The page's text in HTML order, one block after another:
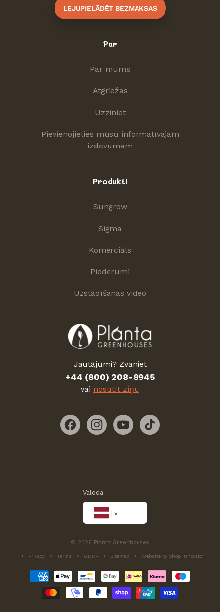
LEJUPIELĀDĒT BEZMAKSAS
Par
Par mums
Atgriežas
Uzziniet
Pievienojieties mūsu informatīvajam
izdevumam
Produkti
Sungrow
Sigma
Komerciāls
Piederumi
Uzstādīšanas video
Jautājumi? Zvaniet
+44 (800) 208-8945
vai nosūtīt ziņu
FacebookInstagramYouTubeTikTok
Valoda
Lv
Maksājuma
metodes
© 2026 Planta Greenhouses
Privacy Terms GDRP Sitemap Website by Shop Innovator